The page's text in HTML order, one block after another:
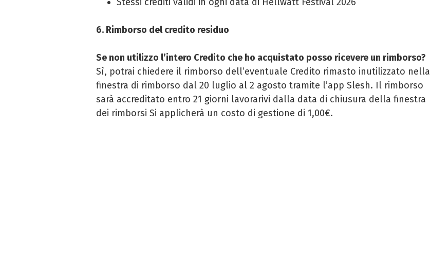
6. Rimborso del credito residuo
Se non utilizzo l’intero Credito che ho acquistato posso ricevere un rimborso?
Sì, potrai chiedere il rimborso dell’eventuale Credito rimasto inutilizzato nella
finestra di rimborso dal 20 luglio al 2 agosto tramite l’app Slesh. Il rimborso
sarà accreditato entro 21 giorni lavorarivi dalla data di chiusura della finestra
dei rimborsi Si applicherà un costo di gestione di 1,00€.